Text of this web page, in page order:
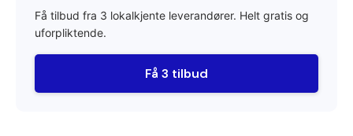
Få tilbud fra 3 lokalkjente leverandører. Helt gratis og
uforpliktende.
Få 3 tilbud